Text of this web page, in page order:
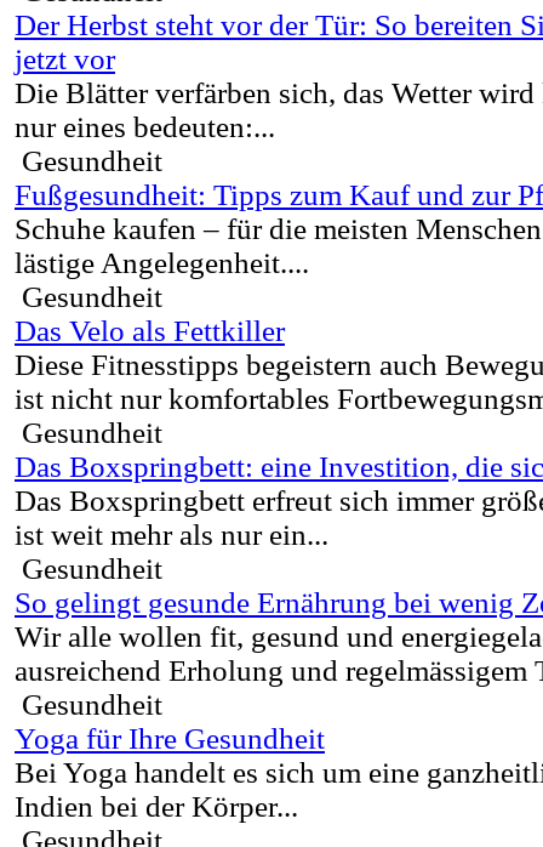
Der Herbst steht vor der Tür: So bereiten
jetzt vor
Die Blätter verfärben sich, das Wetter
nur eines bedeuten:...
Gesundheit
Fußgesundheit: Tipps zum Kauf und zur
Schuhe kaufen – für die meisten
lästige Angelegenheit....
Gesundheit
Das Velo als Fettkiller
Diese Fitnesstipps begeistern auch
ist nicht nur komfortables
Gesundheit
Das Boxspringbett: eine Investition, die
Das Boxspringbett erfreut sich immer
ist weit mehr als nur ein...
Gesundheit
So gelingt gesunde Ernährung bei wenig
Wir alle wollen fit, gesund und
ausreichend Erholung und regelmässigem
Gesundheit
Yoga für Ihre Gesundheit
Bei Yoga handelt es sich um eine
Indien bei der Körper...